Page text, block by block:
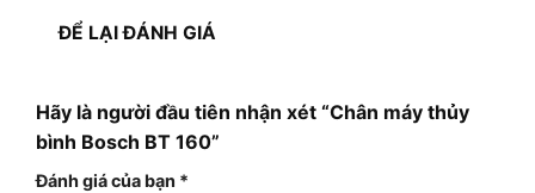
ĐỂ LẠI ĐÁNH GIÁ
Hãy là người đầu tiên nhận xét “Chân máy thủy
bình Bosch BT 160”
Đánh giá của bạn *